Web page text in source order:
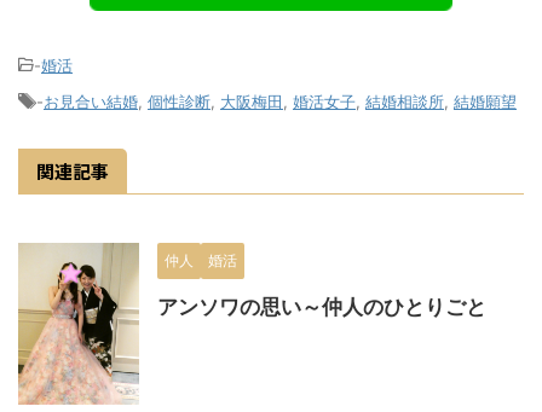
-婚活
-お見合い結婚 個性診断 大阪梅田 婚活女子 結婚相談所 結婚願望
関連記事
仲人 婚活
アンソワの思い～仲人のひとりごと